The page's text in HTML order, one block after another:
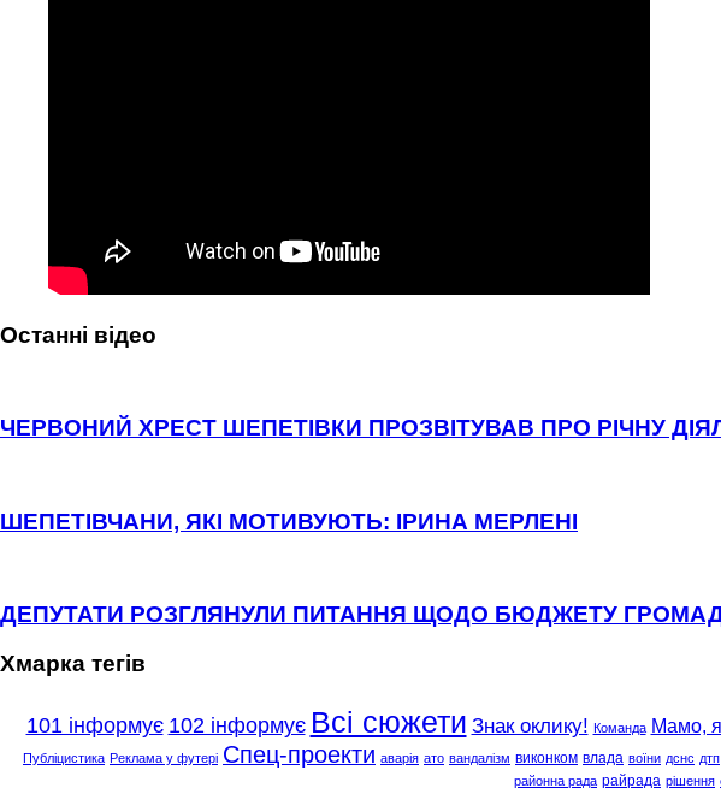
Останні відео
ЧЕРВОНИЙ ХРЕСТ ШЕПЕТІВКИ ПРОЗВІТУВАВ ПРО РІЧНУ
ШЕПЕТІВЧАНИ, ЯКІ МОТИВУЮТЬ: ІРИНА МЕРЛЕНІ
ДЕПУТАТИ РОЗГЛЯНУЛИ ПИТАННЯ ЩОДО БЮДЖЕТУ
Хмарка тегів
101 інформує 102 інформує Всі сюжети Знак оклику! Команда Мамо, я
Публіцистика Реклама у футері Спец-проекти аварія ато вандалізм виконком влада воїни дснс дтп
районна рада райрада рішення